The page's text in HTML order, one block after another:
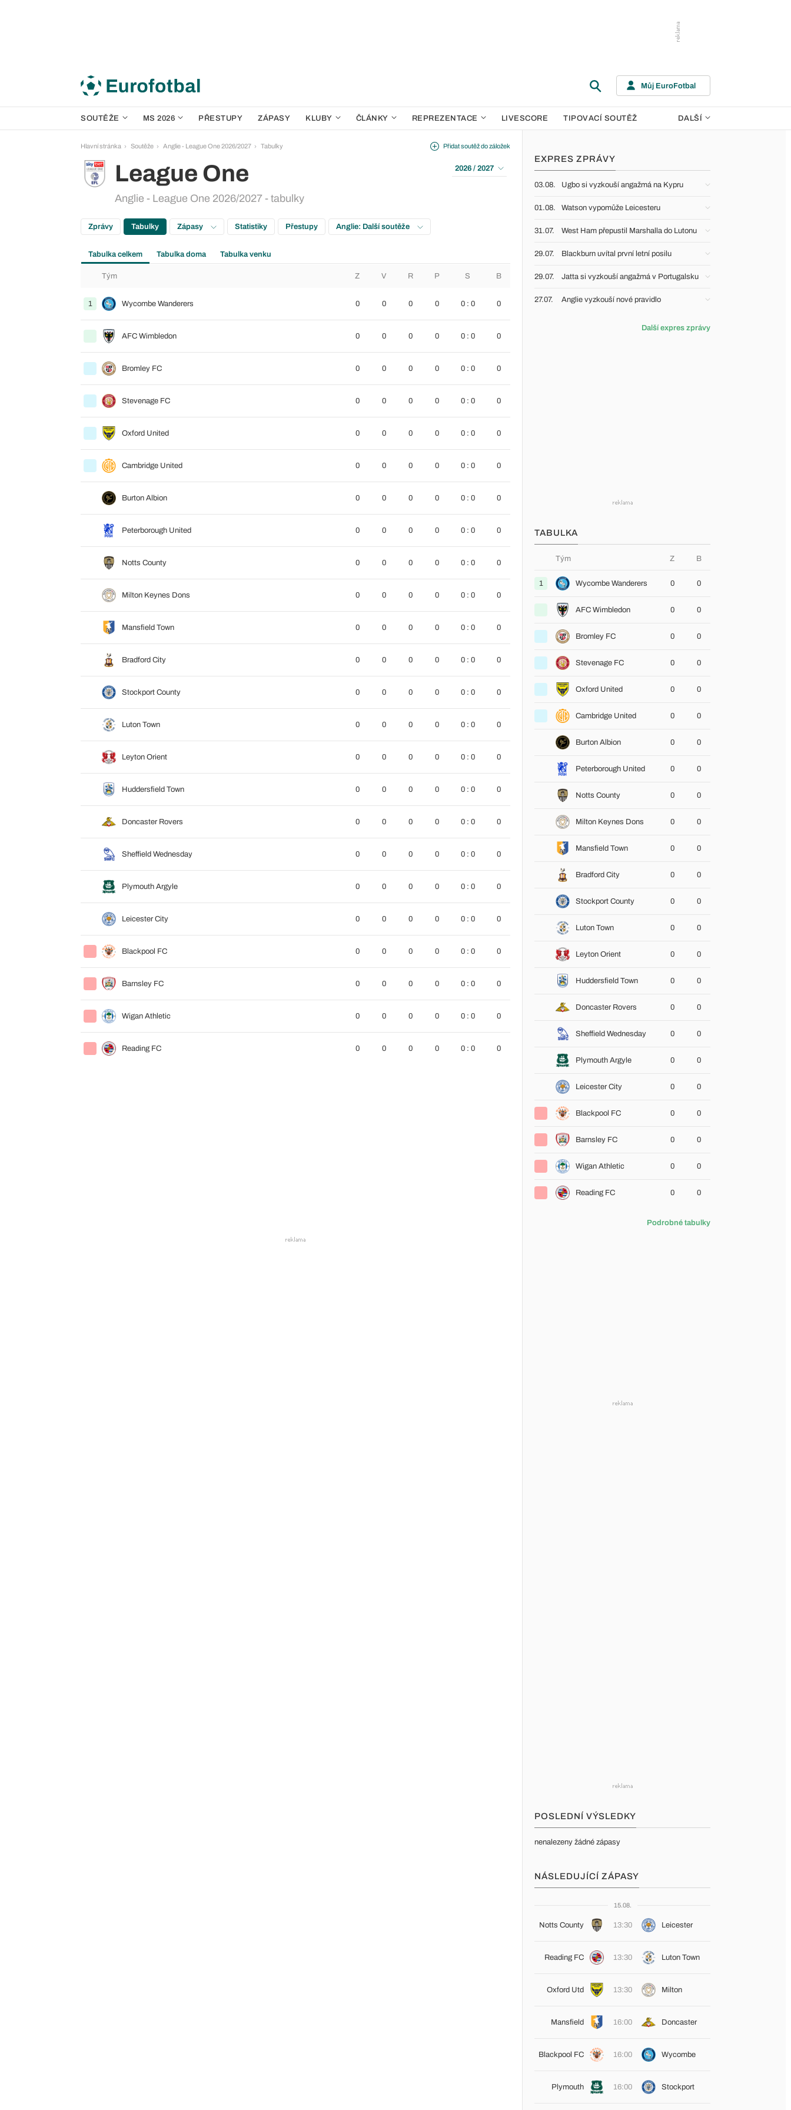
Můj EuroFotbal
SOUTĚŽE MS 2026 PŘESTUPY ZÁPASY KLUBY ČLÁNKY REPREZENTACE LIVESCORE TIPOVACÍ SOUTĚŽ DALŠÍ
Hlavní stránka Soutěže Anglie - League One 2026/2027 Tabulky
League One
Anglie - League One 2026/2027 - tabulky
Přidat soutěž do záložek
2026 / 2027
Zprávy Tabulky Zápasy Statistiky Přestupy Anglie: Další soutěže
Tabulka celkem Tabulka doma Tabulka venku
Tým Z V R P S B
1 Wycombe Wanderers 0 0 0 0 0 : 0 0
AFC Wimbledon 0 0 0 0 0 : 0 0
Bromley FC 0 0 0 0 0 : 0 0
Stevenage FC 0 0 0 0 0 : 0 0
Oxford United 0 0 0 0 0 : 0 0
Cambridge United 0 0 0 0 0 : 0 0
Burton Albion 0 0 0 0 0 : 0 0
Peterborough United 0 0 0 0 0 : 0 0
Notts County 0 0 0 0 0 : 0 0
Milton Keynes Dons 0 0 0 0 0 : 0 0
Mansfield Town 0 0 0 0 0 : 0 0
Bradford City 0 0 0 0 0 : 0 0
Stockport County 0 0 0 0 0 : 0 0
Luton Town 0 0 0 0 0 : 0 0
Leyton Orient 0 0 0 0 0 : 0 0
Huddersfield Town 0 0 0 0 0 : 0 0
Doncaster Rovers 0 0 0 0 0 : 0 0
Sheffield Wednesday 0 0 0 0 0 : 0 0
Plymouth Argyle 0 0 0 0 0 : 0 0
Leicester City 0 0 0 0 0 : 0 0
Blackpool FC 0 0 0 0 0 : 0 0
Barnsley FC 0 0 0 0 0 : 0 0
Wigan Athletic 0 0 0 0 0 : 0 0
Reading FC 0 0 0 0 0 : 0 0
EXPRES ZPRÁVY
03.08. Ugbo si vyzkouší angažmá na Kypru
01.08. Watson vypomůže Leicesteru
31.07. West Ham přepustil Marshalla do Lutonu
29.07. Blackburn uvítal první letní posilu
29.07. Jatta si vyzkouší angažmá v Portugalsku
27.07. Anglie vyzkouší nové pravidlo
Další expres zprávy
TABULKA
Tým Z B
1 Wycombe Wanderers 0 0
AFC Wimbledon 0 0
Bromley FC 0 0
Stevenage FC 0 0
Oxford United 0 0
Cambridge United 0 0
Burton Albion 0 0
Peterborough United 0 0
Notts County 0 0
Milton Keynes Dons 0 0
Mansfield Town 0 0
Bradford City 0 0
Stockport County 0 0
Luton Town 0 0
Leyton Orient 0 0
Huddersfield Town 0 0
Doncaster Rovers 0 0
Sheffield Wednesday 0 0
Plymouth Argyle 0 0
Leicester City 0 0
Blackpool FC 0 0
Barnsley FC 0 0
Wigan Athletic 0 0
Reading FC 0 0
Podrobné tabulky
POSLEDNÍ VÝSLEDKY
nenalezeny žádné zápasy
NÁSLEDUJÍCÍ ZÁPASY
15.08.
Notts County 13:30 Leicester
Reading FC 13:30 Luton Town
Oxford Utd 13:30 Milton
Mansfield 16:00 Doncaster
Blackpool FC 16:00 Wycombe
Plymouth 16:00 Stockport